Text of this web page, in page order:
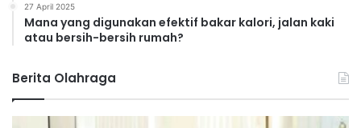
27 April 2025
Mana yang digunakan efektif bakar kalori, jalan kaki
atau bersih-bersih rumah?
Berita Olahraga